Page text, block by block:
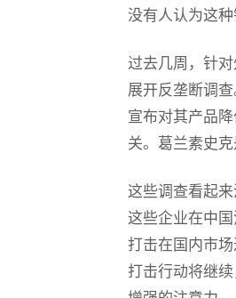
没有人认为这种
过去几周，针
展开反垄断调
宣布对其产品
关。葛兰素史
这些调查看起
这些企业在中
打击在国内市
打击行动将继